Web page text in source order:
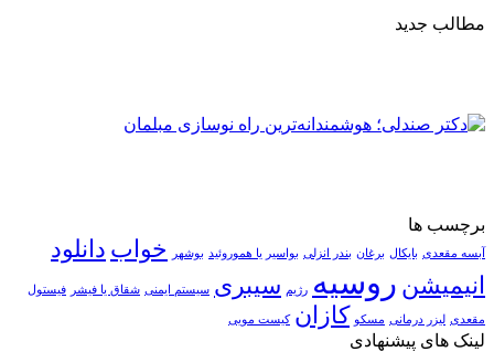
مطالب جدید
برچسب ها
آبسه مقعدی بایکال برغان بندر انزلی بواسیر یا هموروئید بوشهر خواب دانلود
انیمیشن روسیه رژیم سیبری سیستم ایمنی شقاق یا فیشر فیستول
مقعدی لیزر درمانی مسکو کازان کیست مویی
لینک های پیشنهادی